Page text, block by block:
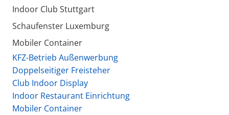
Indoor Club Stuttgart
Schaufenster Luxemburg
Mobiler Container
KFZ-Betrieb Außenwerbung
Doppelseitiger Freisteher
Club Indoor Display
Indoor Restaurant Einrichtung
Mobiler Container